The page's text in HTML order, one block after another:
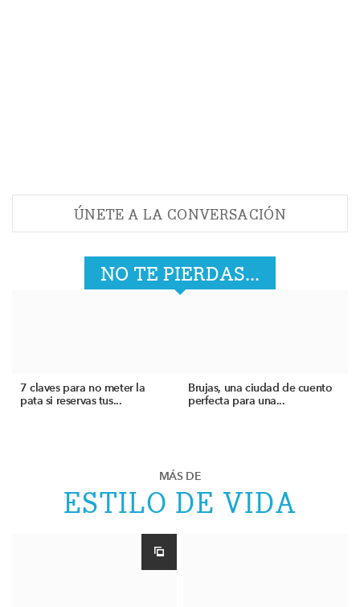
ÚNETE A LA CONVERSACIÓN
NO TE PIERDAS...
7 claves para no meter la
pata si reservas tus...
Brujas, una ciudad de cuento
perfecta para una...
MÁS DE
ESTILO DE VIDA